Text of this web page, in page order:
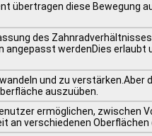
übertragen diese Bewegung
des
angepasst werdenDies erlaubt
und zu verstärken.Aber
auszuüben.
ermöglichen, zwischen
verschiedenen Oberflächen